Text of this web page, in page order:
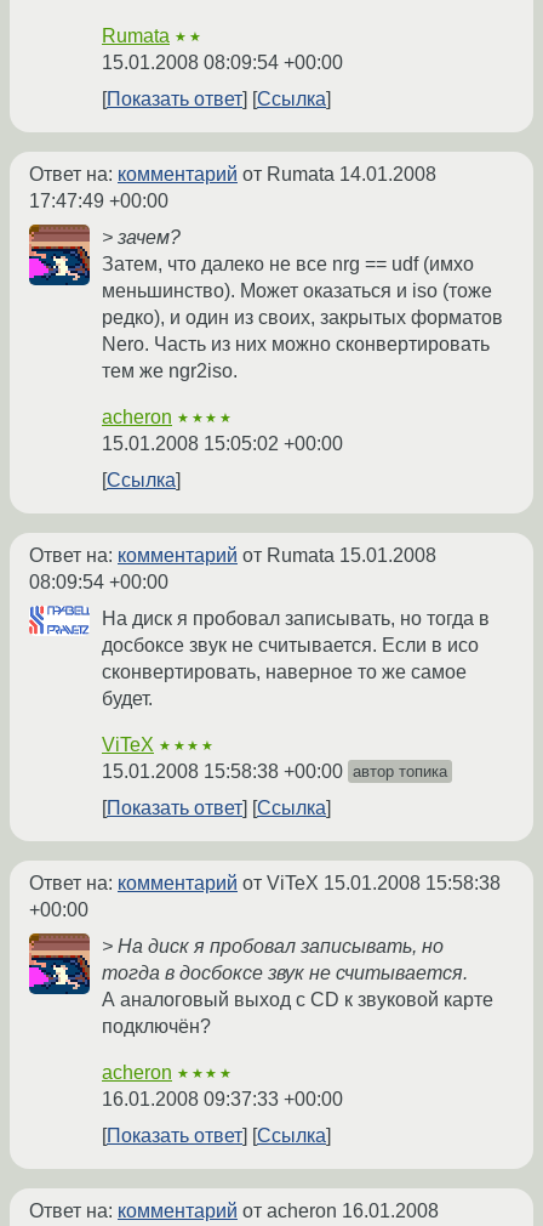
Rumata ★★
15.01.2008 08:09:54 +00:00
Показать ответ
Ссылка
Ответ на: комментарий от Rumata 14.01.2008
17:47:49 +00:00
> зачем?
Затем, что далеко не все nrg == udf (имхо
меньшинство). Может оказаться и iso (тоже
редко), и один из своих, закрытых форматов
Nero. Часть из них можно сконвертировать
тем же ngr2iso.
acheron ★★★★
15.01.2008 15:05:02 +00:00
Ссылка
Ответ на: комментарий от Rumata 15.01.2008
08:09:54 +00:00
На диск я пробовал записывать, но тогда в
досбоксе звук не считывается. Если в исо
сконвертировать, наверное то же самое
будет.
ViTeX ★★★★
15.01.2008 15:58:38 +00:00 автор топика
Показать ответ Ссылка
Ответ на: комментарий от ViTeX 15.01.2008 15:58:38
+00:00
> На диск я пробовал записывать, но
тогда в досбоксе звук не считывается.
А аналоговый выход с CD к звуковой карте
подключён?
acheron ★★★★
16.01.2008 09:37:33 +00:00
Показать ответ
Ссылка
Ответ на: комментарий от acheron 16.01.2008